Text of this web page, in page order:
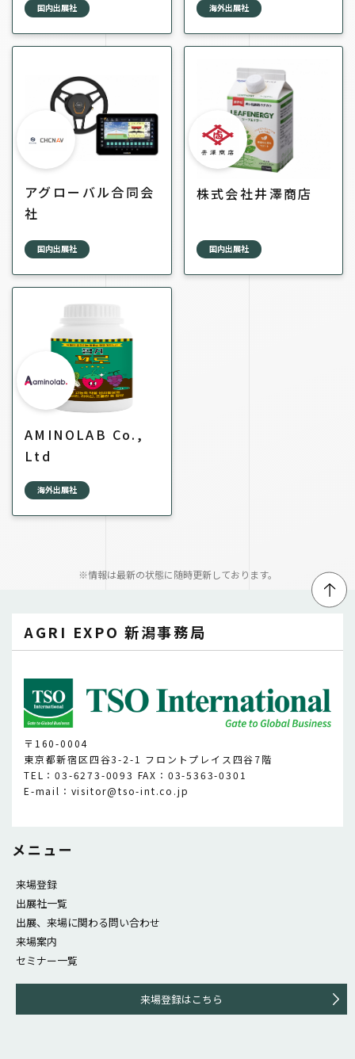
国内出展社 海外出展社
アグローバル合同会
社
国内出展社
株式会社井澤商店
国内出展社
AMINOLAB Co.,
Ltd
海外出展社
※情報は最新の状態に随時更新しております。
AGRI EXPO 新潟事務局
〒160-0004
東京都新宿区四谷3-2-1 フロントプレイス四谷7階
TEL：03-6273-0093 FAX：03-5363-0301
E-mail：visitor@tso-int.co.jp
メニュー
来場登録
出展社一覧
出展、来場に関わる問い合わせ
来場案内
セミナー一覧
来場登録はこちら
↑